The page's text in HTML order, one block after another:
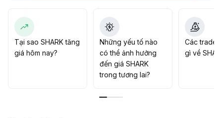
phần khi thanh khoản ổn, kiểm soát chặt quy mô từng
lệnh, điều chỉnh vị thế linh hoạt để ứng phó với biến
động cao tiềm tàng
Tại sao SHARK tăng
giá hôm nay?
Những yếu tố nào
có thể ảnh hưởng
đến giá SHARK
trong tương lai?
Các trader
gì về